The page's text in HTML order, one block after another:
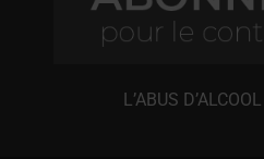
L’ABUS